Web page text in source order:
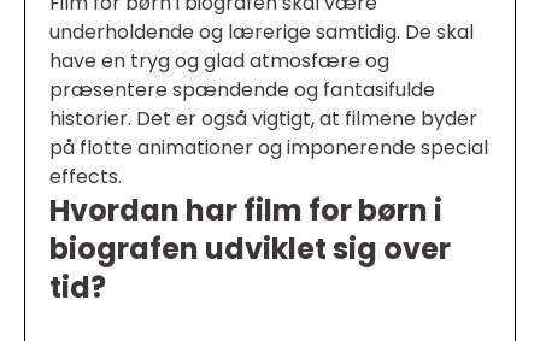
underholdende og lærerige samtidig. De skal
have en tryg og glad atmosfære og
præsentere spændende og fantasifulde
historier. Det er også vigtigt, at filmene byder
på flotte animationer og imponerende special
effects.
Hvordan har film for børn i
biografen udviklet sig over
tid?